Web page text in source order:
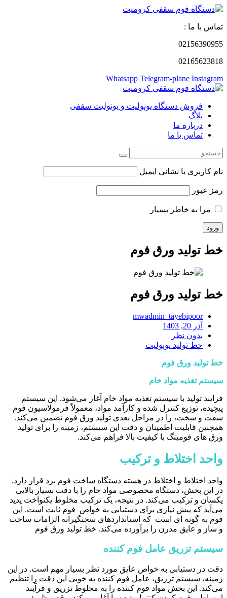
تماس با ما :
02156390955
02165623818
Whatsapp Telegram-plane Instagram
فروش دستگاه یونولیت و یونولیت سقفی
بلاگ
درباره ما
تماس با ما
نام کاربری یا نشانی ایمیل
رمز عبور
مرا به خاطر بسپار
خط تولید ورق فوم
خط تولید ورق فوم
mwadmin_tayebipoor
آذر 20, 1403
بدون نظر
خط تولید یونولیت
خط تولید ورق فوم
سیستم تغذیه مواد خام
فرایند تولید با سیستم تغذیه مواد خام آغاز می‌شود. این سیستم
پیچیده، توزیع کنترل شده و کارآمد مواد، معمولاً فرمولاسیون فوم
سفت و سخت، را در مراحل بعدی تولید ورق فوم تضمین می‌کند.
همچنین قابلیت اطمینان و دقت این سیستم، زمینه را برای تولید
ورق ‌های فومینگ با کیفیت بالا فراهم می‌کند.
واحد اختلاط و ترکیب
واحد اختلاط و اختلاط در هسته دستگاه ساخت فوم برد قرار دارد.
در این بخش، دستگاه مخصوصی مواد خام را با دقت بسیار بالایی
یکسان و ترکیب می‌کند. در نتیجه، یک ترکیب مخلوط یکنواخت پدید
می‌آید که پیش نیازی برای دستیابی به خواص فوم ثابت است. این
فوم به گونه ای است که استانداردهای سختگیرانه الزامات ساخت
و ساز و عایق مدرن را برآورده می‌کند. خط تولید ورق فوم
سیستم تزریق عامل فوم کننده
دقت در دستیابی به خواص عایق مورد نظر بسیار مهم است. در این
زمینه، سیستم تزریق، عامل فوم کننده به خوبی این دقت را تنظیم
می‌کند. این بخش مواد فوم کننده را به مخلوط تزریق و فرآیند